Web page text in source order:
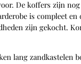
De koffers zijn
is compleet en
zijn gekocht.
lang zandkastelen